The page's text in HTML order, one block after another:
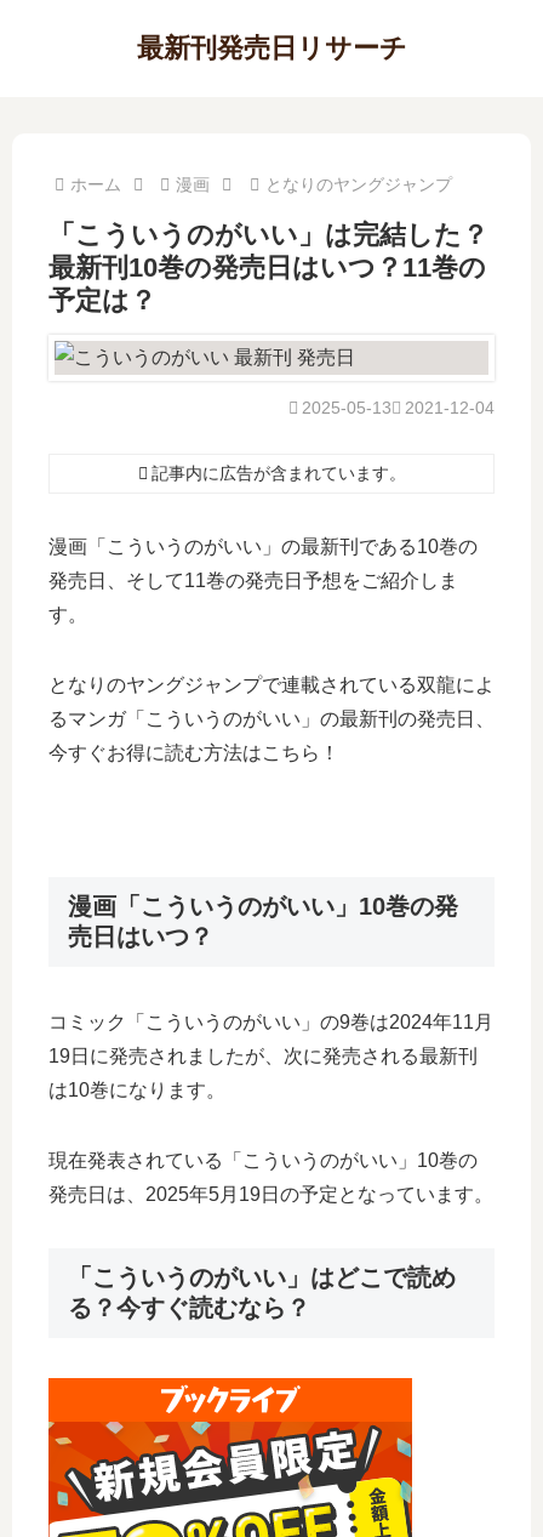
最新刊発売日リサーチ
ホーム 漫画 となりのヤングジャンプ
「こういうのがいい」は完結した？
最新刊10巻の発売日はいつ？11巻の
予定は？
2021-12-04
2025-05-13
記事内に広告が含まれています。
漫画「こういうのがいい」の最新刊である10巻の
発売日、そして11巻の発売日予想をご紹介しま
す。
となりのヤングジャンプで連載されている双龍によ
るマンガ「こういうのがいい」の最新刊の発売日、
今すぐお得に読む方法はこちら！
漫画「こういうのがいい」10巻の発
売日はいつ？
コミック「こういうのがいい」の9巻は2024年11月
19日に発売されましたが、次に発売される最新刊
は10巻になります。
現在発表されている「こういうのがいい」10巻の
発売日は、2025年5月19日の予定となっています。
「こういうのがいい」はどこで読め
る？今すぐ読むなら？